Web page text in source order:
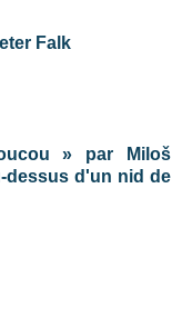
Falk
» par Miloš
dessus d'un nid de